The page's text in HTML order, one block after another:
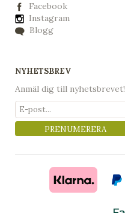
Facebook
Instagram
Blogg
NYHETSBREV
Anmäl dig till nyhetsbrevet!
PRENUMERERA